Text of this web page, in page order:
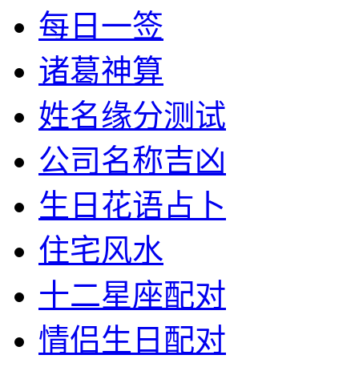
每日一签
诸葛神算
姓名缘分测试
公司名称吉凶
生日花语占卜
住宅风水
十二星座配对
情侣生日配对